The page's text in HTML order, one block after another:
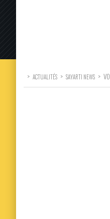
> ACTUALITÉS > SAYARTI NEWS >